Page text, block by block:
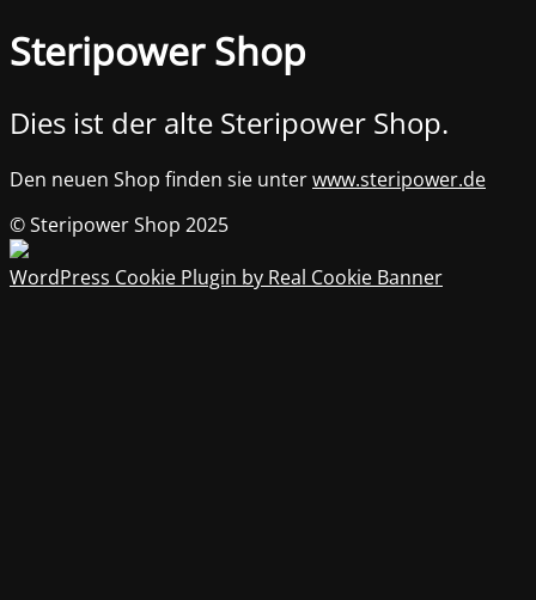
Steripower Shop
Dies ist der alte Steripower Shop.
Den neuen Shop finden sie unterwww.steripower.de
© Steripower Shop 2025
WordPress Cookie Plugin by Real Cookie Banner